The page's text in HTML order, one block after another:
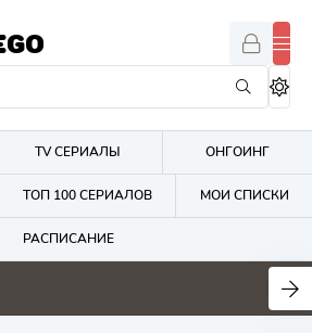
TV СЕРИАЛЫ ОНГОИНГ
ТОП 100 СЕРИАЛОВ МОИ СПИСКИ
РАСПИСАНИЕ